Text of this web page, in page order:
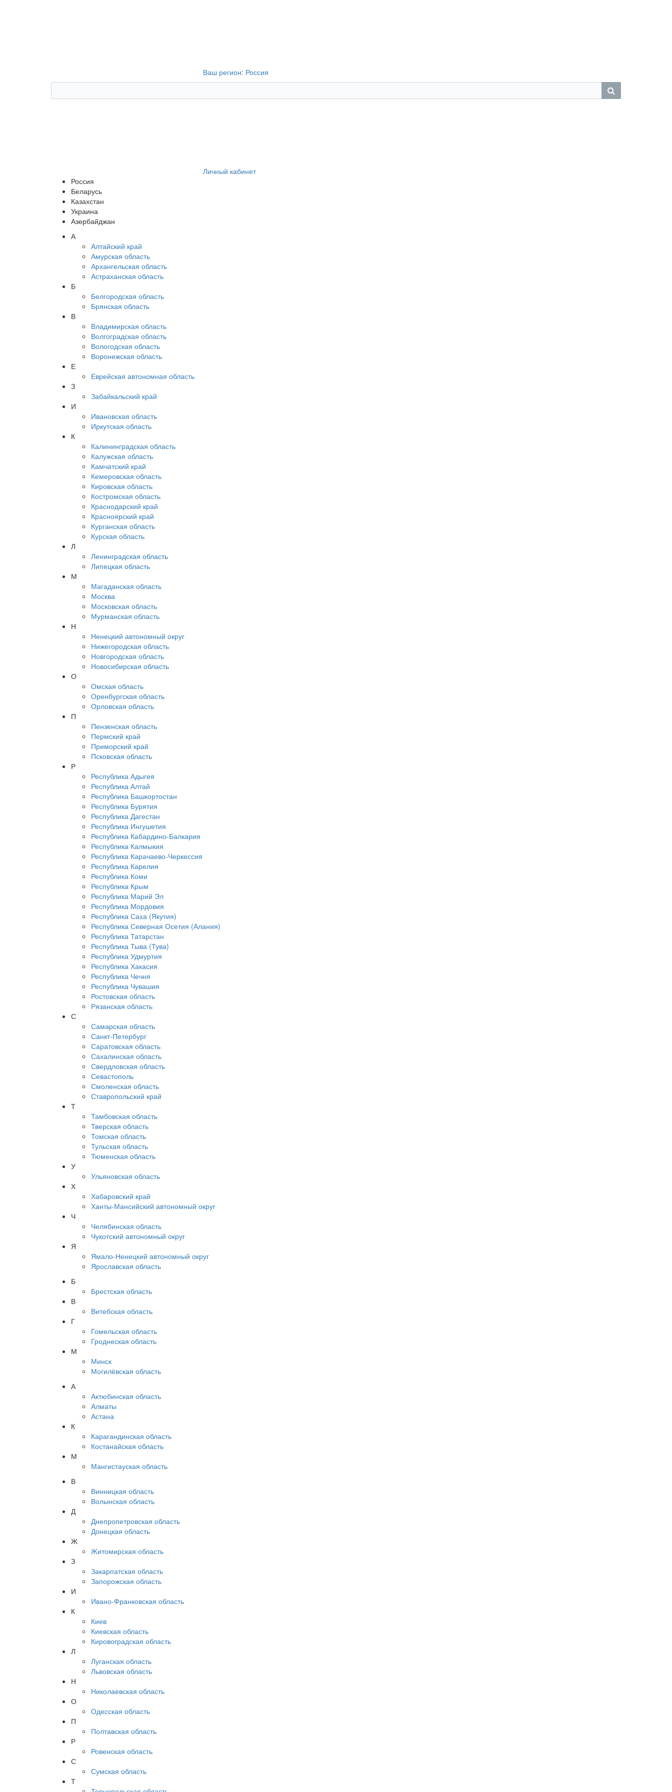
Ваш регион: Россия
Личный кабинет
Россия
Беларусь
Казахстан
Украина
Азербайджан
А
Алтайский край
Амурская область
Архангельская область
Астраханская область
Б
Белгородская область
Брянская область
В
Владимирская область
Волгоградская область
Вологодская область
Воронежская область
Е
Еврейская автономная область
З
Забайкальский край
И
Ивановская область
Иркутская область
К
Калининградская область
Калужская область
Камчатский край
Кемеровская область
Кировская область
Костромская область
Краснодарский край
Красноярский край
Курганская область
Курская область
Л
Ленинградская область
Липецкая область
М
Магаданская область
Москва
Московская область
Мурманская область
Н
Ненецкий автономный округ
Нижегородская область
Новгородская область
Новосибирская область
О
Омская область
Оренбургская область
Орловская область
П
Пензенская область
Пермский край
Приморский край
Псковская область
Р
Республика Адыгея
Республика Алтай
Республика Башкортостан
Республика Бурятия
Республика Дагестан
Республика Ингушетия
Республика Кабардино-Балкария
Республика Калмыкия
Республика Карачаево-Черкессия
Республика Карелия
Республика Коми
Республика Крым
Республика Марий Эл
Республика Мордовия
Республика Саха (Якутия)
Республика Северная Осетия (Алания)
Республика Татарстан
Республика Тыва (Тува)
Республика Удмуртия
Республика Хакасия
Республика Чечня
Республика Чувашия
Ростовская область
Рязанская область
С
Самарская область
Санкт-Петербург
Саратовская область
Сахалинская область
Свердловская область
Севастополь
Смоленская область
Ставропольский край
Т
Тамбовская область
Тверская область
Томская область
Тульская область
Тюменская область
У
Ульяновская область
Х
Хабаровский край
Ханты-Мансийский автономный округ
Ч
Челябинская область
Чукотский автономный округ
Я
Ямало-Ненецкий автономный округ
Ярославская область
Б
Брестская область
В
Витебская область
Г
Гомельская область
Гроднеская область
М
Минск
Могилёвская область
А
Актюбинская область
Алматы
Астана
К
Карагандинская область
Костанайская область
М
Мангистауская область
В
Винницкая область
Волынская область
Д
Днепропетровская область
Донецкая область
Ж
Житомирская область
З
Закарпатская область
Запорожская область
И
Ивано-Франковская область
К
Киев
Киевская область
Кировоградская область
Л
Луганская область
Львовская область
Н
Николаевская область
О
Одесская область
П
Полтавская область
Р
Ровенская область
С
Сумская область
Т